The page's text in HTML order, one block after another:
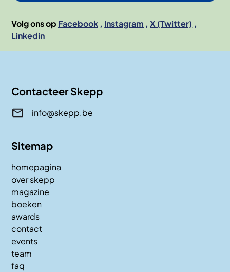
Volg ons op Facebook Instagram
X (Twitter)
Linkedin
Contacteer Skepp
info@skepp.be
Sitemap
homepagina
over skepp
magazine
boeken
awards
contact
events
team
faq